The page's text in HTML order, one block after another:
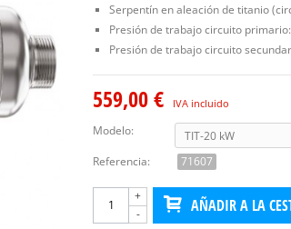
Serpentín en aleación de titanio
Presión de trabajo circuito
Presión de trabajo circuito
559,00 € IVA incluido
Modelo:
Referencia:
71607
-
+ AÑADIR A LA